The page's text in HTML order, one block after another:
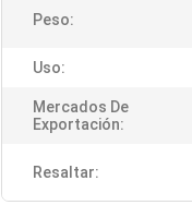
Peso:
Uso:
Mercados De
Exportación:
Resaltar: